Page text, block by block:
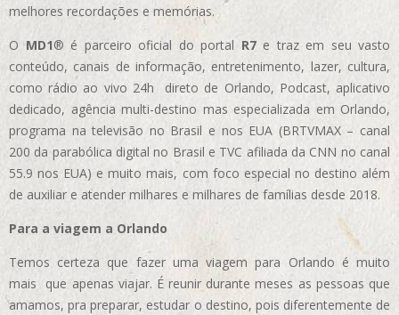
melhores recordações e memórias.
OMD1® é parceiro oficial do portal R7e traz em seu vasto
conteúdo, canais de informação, entretenimento, lazer, cultura,
como rádio ao vivo 24h direto de Orlando, Podcast, aplicativo
dedicado, agência multi-destino mas especializada em Orlando,
programa na televisão no Brasil e nos EUA (BRTVMAX – canal
200 da parabólica digital no Brasil e TVC afiliada da CNN no canal
55.9 nos EUA) e muito mais, com foco especial no destino além
de auxiliar e atender milhares e milhares de famílias desde 2018.
Para a viagem a Orlando
Temos certeza que fazer uma viagem para Orlando é muito
mais que apenas viajar. É reunir durante meses as pessoas que
amamos, pra preparar, estudar o destino, pois diferentemente de